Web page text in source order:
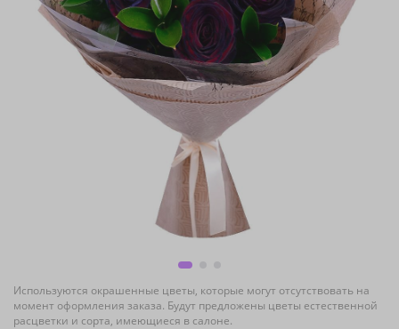
Используются окрашенные цветы, которые могут отсутствовать на
момент оформления заказа. Будут предложены цветы естественной
расцветки и сорта, имеющиеся в салоне.